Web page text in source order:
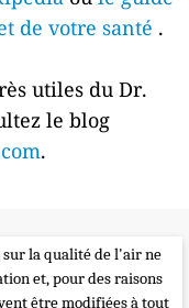
de votre santé .
utiles du Dr.
le blog
.
sur la qualité de l'air ne
et, pour des raisons
être modifiées à tout